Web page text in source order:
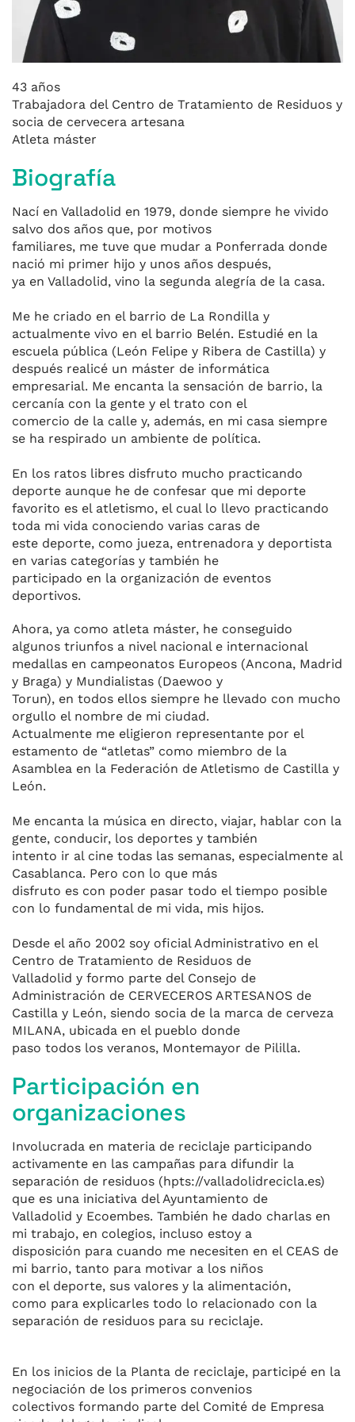
43 años
Trabajadora del Centro de Tratamiento de Residuos y
socia de cervecera artesana
Atleta máster
Biografía
Nací en Valladolid en 1979, donde siempre he vivido
salvo dos años que, por motivos
familiares, me tuve que mudar a Ponferrada donde
nació mi primer hijo y unos años después,
ya en Valladolid, vino la segunda alegría de la casa.
Me he criado en el barrio de La Rondilla y
actualmente vivo en el barrio Belén. Estudié en la
escuela pública (León Felipe y Ribera de Castilla) y
después realicé un máster de informática
empresarial. Me encanta la sensación de barrio, la
cercanía con la gente y el trato con el
comercio de la calle y, además, en mi casa siempre
se ha respirado un ambiente de política.
En los ratos libres disfruto mucho practicando
deporte aunque he de confesar que mi deporte
favorito es el atletismo, el cual lo llevo practicando
toda mi vida conociendo varias caras de
este deporte, como jueza, entrenadora y deportista
en varias categorías y también he
participado en la organización de eventos
deportivos.
Ahora, ya como atleta máster, he conseguido
algunos triunfos a nivel nacional e internacional
medallas en campeonatos Europeos (Ancona, Madrid
y Braga) y Mundialistas (Daewoo y
Torun), en todos ellos siempre he llevado con mucho
orgullo el nombre de mi ciudad.
Actualmente me eligieron representante por el
estamento de “atletas” como miembro de la
Asamblea en la Federación de Atletismo de Castilla y
León.
Me encanta la música en directo, viajar, hablar con la
gente, conducir, los deportes y también
intento ir al cine todas las semanas, especialmente al
Casablanca. Pero con lo que más
disfruto es con poder pasar todo el tiempo posible
con lo fundamental de mi vida, mis hijos.
Desde el año 2002 soy oficial Administrativo en el
Centro de Tratamiento de Residuos de
Valladolid y formo parte del Consejo de
Administración de CERVECEROS ARTESANOS de
Castilla y León, siendo socia de la marca de cerveza
MILANA, ubicada en el pueblo donde
paso todos los veranos, Montemayor de Pililla.
Participación en
organizaciones
Involucrada en materia de reciclaje participando
activamente en las campañas para difundir la
separación de residuos (hpts://valladolidrecicla.es)
que es una iniciativa del Ayuntamiento de
Valladolid y Ecoembes. También he dado charlas en
mi trabajo, en colegios, incluso estoy a
disposición para cuando me necesiten en el CEAS de
mi barrio, tanto para motivar a los niños
con el deporte, sus valores y la alimentación,
como para explicarles todo lo relacionado con la
separación de residuos para su reciclaje.
En los inicios de la Planta de reciclaje, participé en la
negociación de los primeros convenios
colectivos formando parte del Comité de Empresa